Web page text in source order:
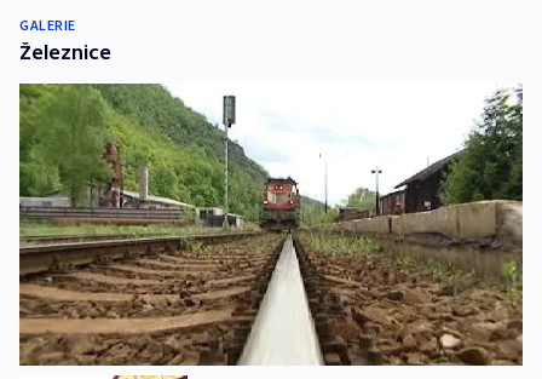
GALERIE
Železnice